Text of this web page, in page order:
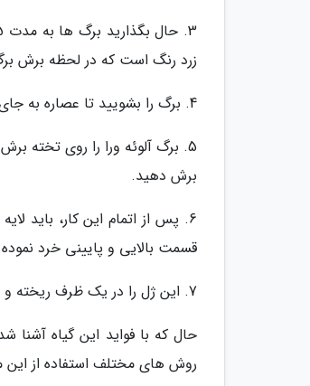
زرد رنگ است که در لحظه برش
4. برگ را بشویید تا عصاره به جای مانده نیز به طور کامل خارج شود.
5. برگ آلوئه ورا را روی تخته
برش دهید.
6. پس از اتمام این کار، باید
قسمت بالایی و پایینی خرد
7. این ژل را در یک ظرف ریخته و در جای خنک نگهداری کنید.
حال که با فواید این گیاه آشنا
روش های مختلف استفاده از این